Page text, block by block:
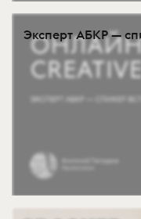
Эксперт АБКР —